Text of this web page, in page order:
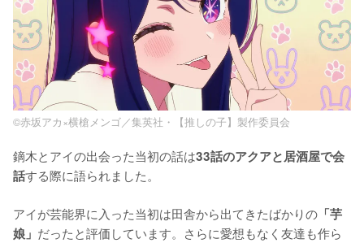
©赤坂アカ×横槍メンゴ／集英社・【推しの子】製作委員会
鏑木とアイの出会った当初の話は33話のアクアと居酒屋で会
話する際に語られました。
アイが芸能界に入った当初は田舎から出てきたばかりの 「芋
娘」 だったと評価しています。さらに愛想もなく友達も作ら